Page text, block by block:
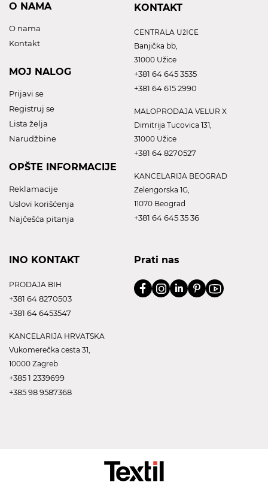
O NAMA
O nama
Kontakt
MOJ NALOG
Prijavi se
Registruj se
Lista želja
Narudžbine
OPŠTE INFORMACIJE
Reklamacije
Uslovi korišćenja
Najčešća pitanja
KONTAKT
CENTRALA UžICE
Banjička bb,
31000 Užice
+381 64 645 3535
+381 64 615 2990
MALOPRODAJA VELUR X
Dimitrija Tucovica 131,
31000 Užice
+381 64 8270527
KANCELARIJA BEOGRAD
Zelengorska 1G,
11070 Beograd
+381 64 645 35 36
INO KONTAKT
PRODAJA BIH
+381 64 8270503
+381 64 6453547
KANCELARIJA HRVATSKA
Vukomerečka cesta 31,
10000 Zagreb
+385 1 2339699
+385 98 9587368
Prati nas